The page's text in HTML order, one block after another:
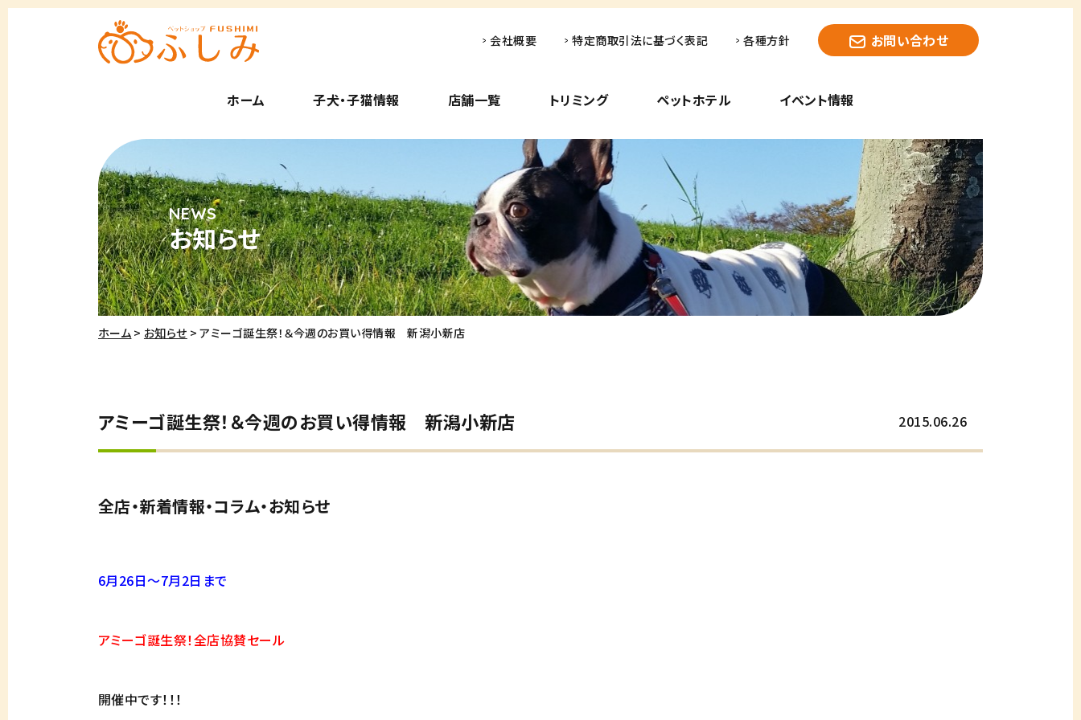
ホーム 子犬・子猫情報 店舗一覧 トリミング ペットホテル イベント情報
会社概要 特定商取引法に基づく表記 各種方針 お問い合わせ
お知らせ
ホーム お知らせ アミーゴ誕生祭！＆今週のお買い得情報 新潟小新店
2015.06.26
アミーゴ誕生祭！＆今週のお買い得情報 新潟小新店
全店・新着情報・コラム・お知らせ
6月26日～7月2日まで
アミーゴ誕生祭！全店協賛セール
開催中です！！！